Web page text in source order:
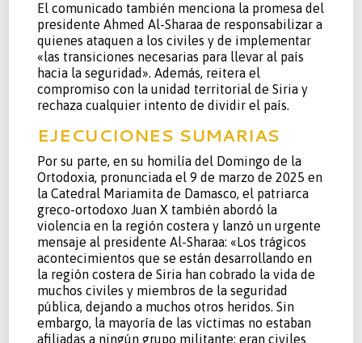
El comunicado también menciona la promesa del
presidente Ahmed Al-Sharaa de responsabilizar a
quienes ataquen a los civiles y de implementar
«las transiciones necesarias para llevar al país
hacia la seguridad». Además, reitera el
compromiso con la unidad territorial de Siria y
rechaza cualquier intento de dividir el país.
EJECUCIONES SUMARIAS
Por su parte, en su homilía del Domingo de la
Ortodoxia, pronunciada el 9 de marzo de 2025 en
la Catedral Mariamita de Damasco, el patriarca
greco-ortodoxo Juan X también abordó la
violencia en la región costera y lanzó un urgente
mensaje al presidente Al-Sharaa: «Los trágicos
acontecimientos que se están desarrollando en
la región costera de Siria han cobrado la vida de
muchos civiles y miembros de la seguridad
pública, dejando a muchos otros heridos. Sin
embargo, la mayoría de las víctimas no estaban
afiliadas a ningún grupo militante; eran civiles